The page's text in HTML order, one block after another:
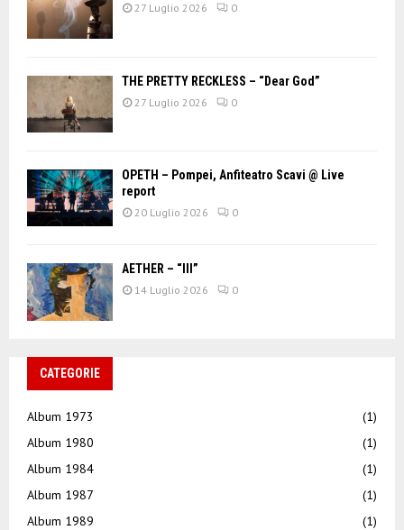
27 Luglio 2026 0
THE PRETTY RECKLESS – “Dear God”
27 Luglio 2026 0
OPETH – Pompei, Anfiteatro Scavi @ Live
report
20 Luglio 2026 0
AETHER – “III”
14 Luglio 2026 0
CATEGORIE
Album 1973
(1)
Album 1980
(1)
Album 1984
(1)
Album 1987
(1)
Album 1989
(1)